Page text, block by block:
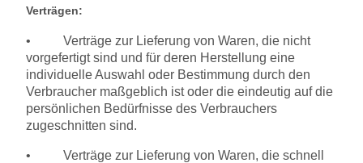
Verträgen:
•
Verträge zur Lieferung von Waren, die nicht
vorgefertigt sind und für deren Herstellung eine
individuelle Auswahl oder Bestimmung durch den
Verbraucher maßgeblich ist oder die eindeutig auf die
persönlichen Bedürfnisse des Verbrauchers
zugeschnitten sind.
•
Verträge zur Lieferung von Waren, die schnell